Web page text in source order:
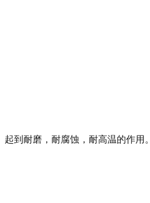
到耐磨，耐腐蚀，耐高温的作用。